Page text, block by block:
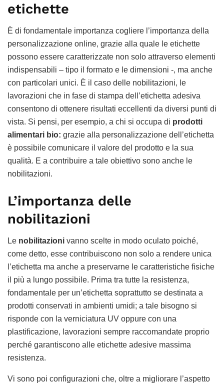
etichette
È di fondamentale importanza cogliere l’importanza della
personalizzazione online, grazie alla quale le etichette
possono essere caratterizzate non solo attraverso elementi
indispensabili – tipo il formato e le dimensioni -, ma anche
con particolari unici. È il caso delle nobilitazioni, le
lavorazioni che in fase di stampa dell’etichetta adesiva
consentono di ottenere risultati eccellenti da diversi punti di
vista. Si pensi, per esempio, a chi si occupa di prodotti
alimentari bio: grazie alla personalizzazione dell’etichetta
è possibile comunicare il valore del prodotto e la sua
qualità. E a contribuire a tale obiettivo sono anche le
nobilitazioni.
L’importanza delle
nobilitazioni
Le nobilitazioni vanno scelte in modo oculato poiché,
come detto, esse contribuiscono non solo a rendere unica
l’etichetta ma anche a preservarne le caratteristiche fisiche
il più a lungo possibile. Prima tra tutte la resistenza,
fondamentale per un’etichetta soprattutto se destinata a
prodotti conservati in ambienti umidi; a tale bisogno si
risponde con la verniciatura UV oppure con una
plastificazione, lavorazioni sempre raccomandate proprio
perché garantiscono alle etichette adesive massima
resistenza.
Vi sono poi configurazioni che, oltre a migliorare l’aspetto